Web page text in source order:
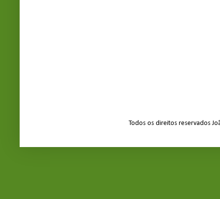
Todos os direitos reservados